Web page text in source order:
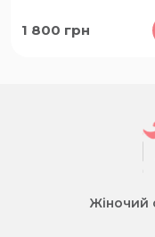
1 800 грн
Жіночий